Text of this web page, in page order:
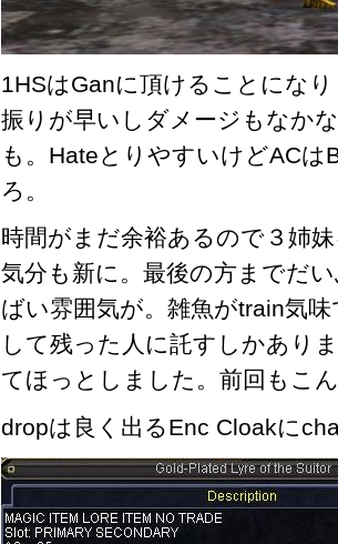
1HSはGanに頂けることにな
振りが早いしダメージもなか
も。HateとりやすいけどAC
ろ。
時間がまだ余裕あるので３姉
気分も新に。最後の方までだ
ばい雰囲気が。雑魚がtrain気
して残った人に託すしかあり
てほっとしました。前回もこ
dropは良く出るEnc Cloakに